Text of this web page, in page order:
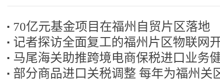
70亿元基金项目在福州自贸片区落地
记者探访全面复工的福州片区物联网
马尾海关助推跨境电商保税进口业务
展
部分商品进口关税调整 每年为福州关